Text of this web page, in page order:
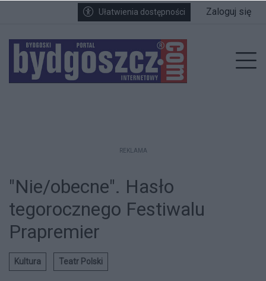
Przejdź do głównych treści
Przejdź do wyszukiwarki
Przejdź do głównego menuUłatwienia dostępności Zaloguj się
REKLAMA
"Nie/obecne". Hasło
tegorocznego Festiwalu
Prapremier
Kultura Teatr Polski